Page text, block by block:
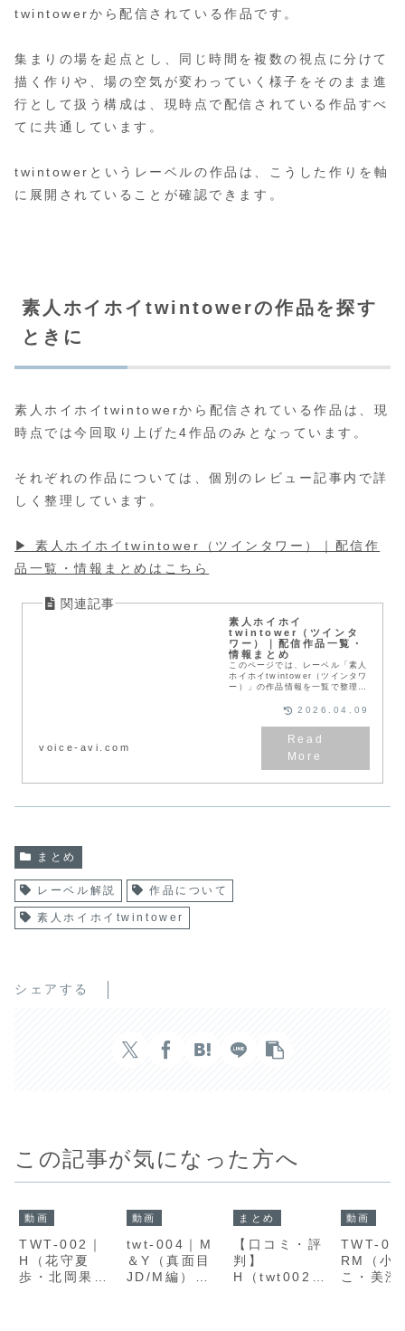
twintowerから配信されている作品です。
集まりの場を起点とし、同じ時間を複数の視点に分けて
描く作りや、場の空気が変わっていく様子をそのまま進
行として扱う構成は、現時点で配信されている作品すべ
てに共通しています。
twintowerというレーベルの作品は、こうした作りを軸
に展開されていることが確認できます。
素人ホイホイtwintowerの作品を探す
ときに
素人ホイホイtwintowerから配信されている作品は、現
時点では今回取り上げた4作品のみとなっています。
それぞれの作品については、個別のレビュー記事内で詳
しく整理しています。
▶︎ 素人ホイホイtwintower（ツインタワー）｜配信作
品一覧・情報まとめはこちら
素人ホイホイ
twintower（ツインタ
ワー）｜配信作品一覧・
情報まとめ
このページでは、レーベル「素人
ホイホイtwintower（ツインタワ
ー）」の作品情報を一覧で整理し
AVI」で取り上げているレビュー
voice-avi.com
2026.04.09
まとめ
レーベル解説 作品について
素人ホイホイtwintower
シェアする
この記事が気になった方へ
動画
TWT-002｜
H（花守夏
歩・北岡果
動画
twt-004｜M
＆Y（真面目
JD/M編）｜
まとめ
【口コミ・評
判】
H（twt002）
動画
TWT-
RM（小
こ・美澄